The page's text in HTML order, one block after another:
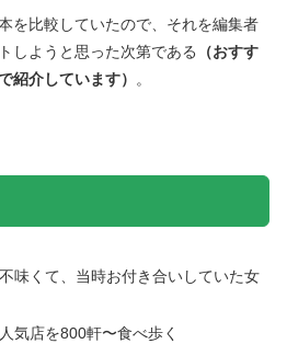
を比較していたので、それを編集者
しようと思った次第である
（おすす
紹介しています）
。
味くて、当時お付き合いしていた女
気店を800軒〜食べ歩く